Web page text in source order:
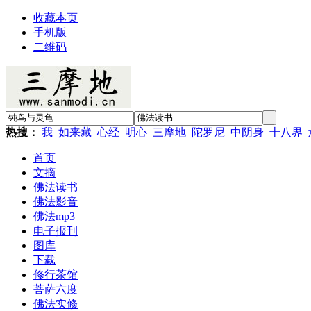
收藏本页
手机版
二维码
热搜： 我 如来藏 心经 明心 三摩地 陀罗尼 中阴身 十八界
首页
文摘
佛法读书
佛法影音
佛法mp3
电子报刊
图库
下载
修行茶馆
菩萨六度
佛法实修